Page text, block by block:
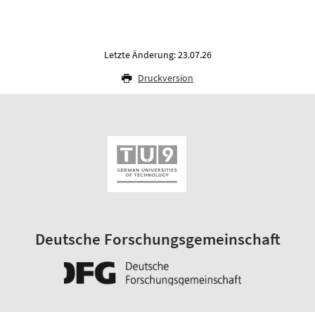
Letzte Änderung: 23.07.26
Druckversion
Deutsche Forschungsgemeinschaft